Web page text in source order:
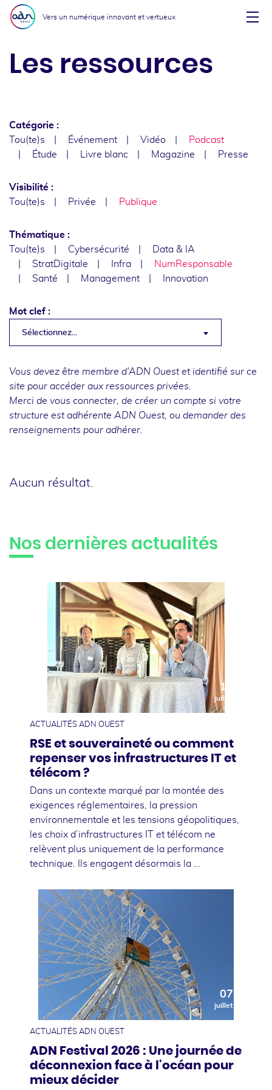
Aller au menu
Aller au contenu
Vers un numérique innovant et vertueux
Les ressources
Catégorie :
Tou(te)s
Événement Vidéo
Podcast
Étude
Livre blanc Magazine Presse
Visibilité :
Tou(te)s
Privée Publique
Thématique :
Tou(te)s
Cybersécurité
Data & IA
StratDigitale
Infra
NumResponsable
Santé
Management Innovation
Mot clef :
Sélectionnez...
Vous devez être membre d'ADN Ouest et identifié sur ce
site pour accéder aux ressources privées.
Merci de vous connecter , de créer un compte si votre
structure est adhérente ADN Ouest, ou demander des
renseignements pour adhérer.
Aucun résultat.
Nos dernières actualités
10
juillet
ACTUALITÉS ADN OUEST
RSE et souveraineté ou comment
repenser vos infrastructures IT et
télécom ?
Dans un contexte marqué par la montée des
exigences réglementaires, la pression
environnementale et les tensions géopolitiques,
les choix d’infrastructures IT et télécom ne
relèvent plus uniquement de la performance
technique. Ils engagent désormais la …
07
juillet
ACTUALITÉS ADN OUEST
ADN Festival 2026 : Une journée de
déconnexion face à l'océan pour
mieux décider